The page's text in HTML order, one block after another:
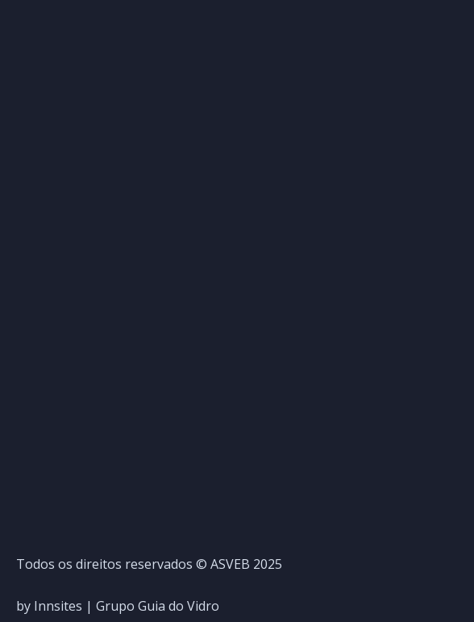
Todos os direitos reservados © ASVEB 2025
by Innsites | Grupo Guia do Vidro